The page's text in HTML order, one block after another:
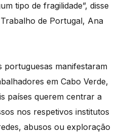
tipo de fragilidade”, disse
de Portugal, Ana
portuguesas manifestaram
em Cabo Verde,
países querem centrar a
nos respetivos institutos
abusos ou exploração